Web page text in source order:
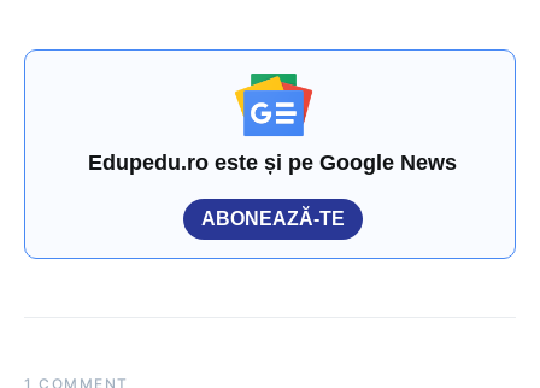
Edupedu.ro este și pe Google News
ABONEAZĂ-TE
1 COMMENT